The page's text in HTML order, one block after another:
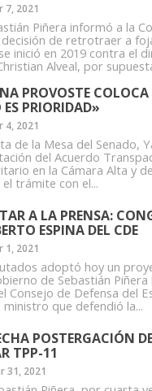
7, 2021
Piñera informó a la
decisión de retrotraer a
inició en 2019 contra el
Alveal, por
PROVOSTE
PRIORIDAD»
4, 2021
de la Mesa del Senado,
del Acuerdo
en la Cámara Alta y
trámite con el...
A LA PRENSA:
ESPINA DEL CDE
1, 2021
adoptó hoy un
de Sebastián
Consejo de Defensa del
que defendió la...
POSTERGACIÓN
TPP-11
31, 2021